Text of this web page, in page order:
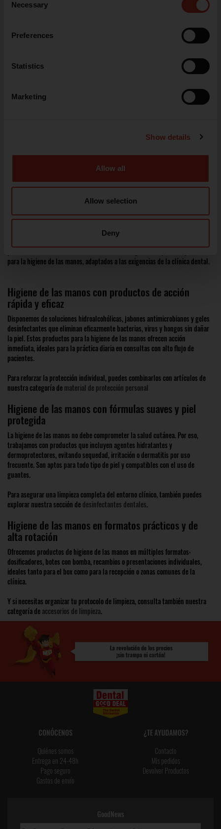
Selection
Necessary
Preferences
Statistics
Marketing
Show details
Allow all
Allow selection
Deny
Higiene de las manos: primera barrera contra la
contaminación cruzada
La higiene de las manos es una de las medidas más efectivas para prevenir
infecciones en el entorno odontológico. Su correcta aplicación antes, durante
paciente. En Dental Good Deal, encontrarás una gama completa de productos
para la higiene de las manos, adaptados a las exigencias de la clínica dental.
Higiene de las manos con productos de acción
rápida y eficaz
Disponemos de soluciones hidroalcohólicas, jabones antimicrobianos y geles
desinfectantes que eliminan eficazmente bacterias, virus y hongos sin dañar
la piel. Estos productos para la higiene de las manos ofrecen acción
inmediata, ideales para la práctica diaria en consultas con alto flujo de
pacientes.
Para reforzar la protección individual, puedes combinarlos con artículos de
nuestra categoría dematerial de protección personal
Higiene de las manos con fórmulas suaves y piel
protegida
La higiene de las manos no debe comprometer la salud cutánea. Por eso,
trabajamos con productos que incluyen agentes hidratantes y
dermoprotectores, evitando sequedad, irritación o dermatitis por uso
frecuente. Son aptos para todo tipo de piel y compatibles con el uso de
guantes.
Para asegurar una limpieza completa del entorno clínico, también puedes
explorar nuestra sección dedesinfectantes dentales.
Higiene de las manos en formatos prácticos y de
alta rotación
Ofrecemos productos de higiene de las manos en múltiples formatos:
dosificadores, botes con bomba, recambios o presentaciones individuales,
ideales tanto para el box como para la recepción o zonas comunes de la
clínica.
Y si necesitas organizar tu protocolo de limpieza, consulta también nuestra
categoría deaccesorios de limpieza.
CONÓCENOS
Quiénes somos
Entrega en 24-48h
Pago seguro
Gastos de envío
¿TE AYUDAMOS?
Contacto
Mis pedidos
Devolver Productos
GoodNews